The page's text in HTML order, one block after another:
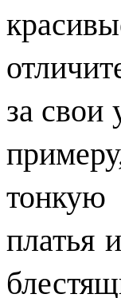
за свои
тонкую
платья